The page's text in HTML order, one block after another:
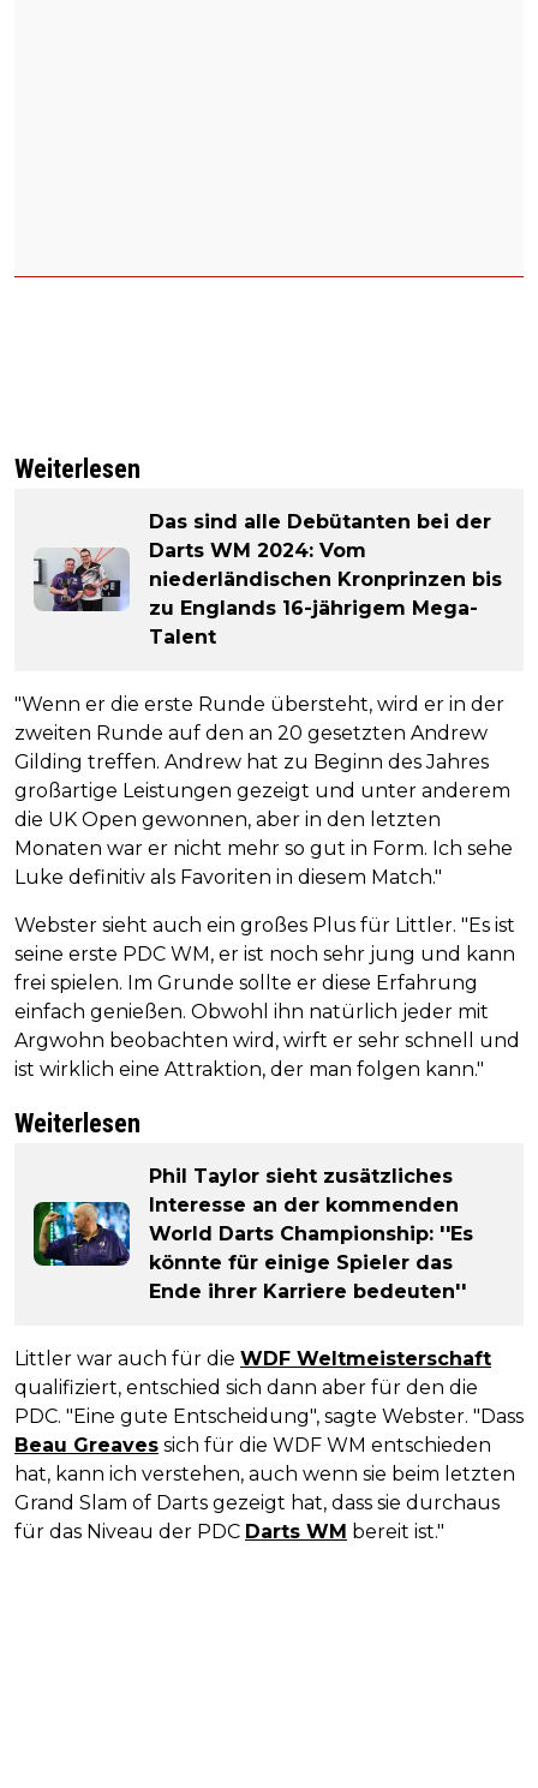
Weiterlesen
Das sind alle Debütanten bei der
Darts WM 2024: Vom
niederländischen Kronprinzen bis
zu Englands 16-jährigem Mega-
Talent
"Wenn er die erste Runde übersteht, wird er in der
zweiten Runde auf den an 20 gesetzten Andrew
Gilding treffen. Andrew hat zu Beginn des Jahres
großartige Leistungen gezeigt und unter anderem
die UK Open gewonnen, aber in den letzten
Monaten war er nicht mehr so gut in Form. Ich sehe
Luke definitiv als Favoriten in diesem Match."
Webster sieht auch ein großes Plus für Littler. "Es ist
seine erste PDC WM, er ist noch sehr jung und kann
frei spielen. Im Grunde sollte er diese Erfahrung
einfach genießen. Obwohl ihn natürlich jeder mit
Argwohn beobachten wird, wirft er sehr schnell und
ist wirklich eine Attraktion, der man folgen kann."
Weiterlesen
Phil Taylor sieht zusätzliches
Interesse an der kommenden
World Darts Championship: ''Es
könnte für einige Spieler das
Ende ihrer Karriere bedeuten''
Littler war auch für die WDF Weltmeisterschaft
qualifiziert, entschied sich dann aber für den die
PDC. "Eine gute Entscheidung", sagte Webster. "Dass
Beau Greaves sich für die WDF WM entschieden
hat, kann ich verstehen, auch wenn sie beim letzten
Grand Slam of Darts gezeigt hat, dass sie durchaus
für das Niveau der PDC Darts WM bereit ist."